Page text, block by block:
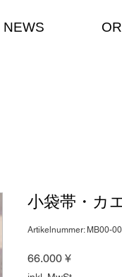
NEWS
小袋帯・カ
Artikelnummer: MB00-
66.000 ¥Preis